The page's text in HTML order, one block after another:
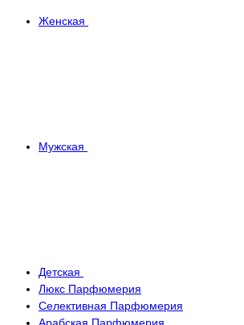
Женская
Мужская
Детская
Люкс Парфюмерия
Селективная Парфюмерия